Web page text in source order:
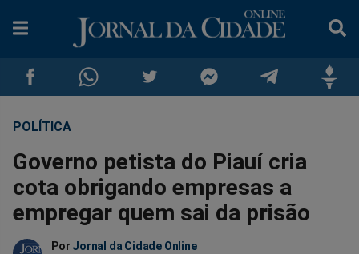
Compartilhar
no
Facebook
Compartilhar
no
Whatsapp
no
Twitter
no
Messenger
no
TelegramGettr
POLÍTICA
Governo petista do Piauí cria
cota obrigando empresas a
empregar quem sai da prisão
Por Jornal da Cidade Online